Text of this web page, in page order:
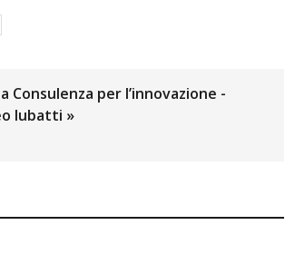
Consulenza per l’innovazione -
Iubatti »